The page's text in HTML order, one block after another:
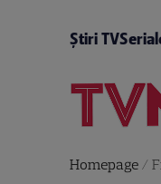
Știri TV
Homepage/